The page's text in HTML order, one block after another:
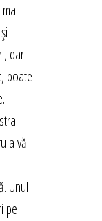
dar
poate
a vă
Unul
pe